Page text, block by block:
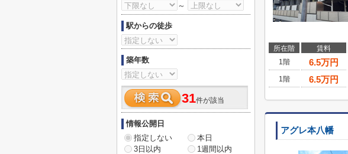
所在階 賃料
1階
6.5万円
1階
6.5万円
アグレ本八幡
～
駅からの徒歩
築年数
31件が該当
情報公開日
指定しない
本日
3日以内
1週間以内